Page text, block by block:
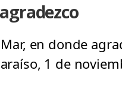
en donde
1 de